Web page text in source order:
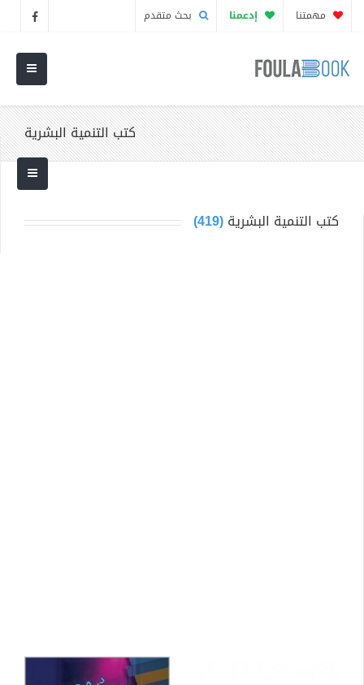
مهمتنا إدعمنا بحث متقدم
كتب التنمية البشرية
كتب التنمية البشرية(419)